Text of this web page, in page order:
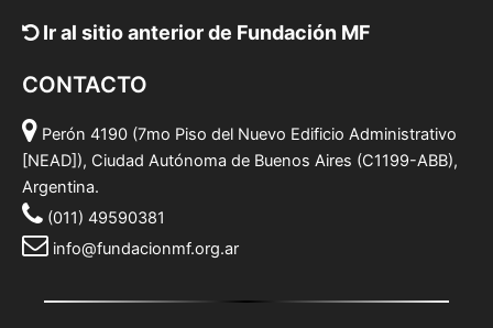
Ir al sitio anterior de Fundación MF
CONTACTO
Perón 4190 (7mo Piso del Nuevo Edificio Administrativo
[NEAD]), Ciudad Autónoma de Buenos Aires (C1199-ABB),
Argentina.
(011) 49590381
info@fundacionmf.org.ar